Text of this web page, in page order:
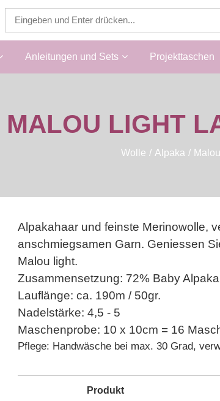
Anleitungen und Sets Projekttaschen
MALOU LIGHT
Wolle Alpaka
Alpakahaar und feinste Merinowolle,
anschmiegsamen Garn. Geniessen
Malou light.
Zusammensetzung: 72% Baby
Lauflänge: ca. 190m / 50gr.
Nadelstärke: 4,5 - 5
Maschenprobe: 10 x 10cm = 16
Pflege: Handwäsche bei max. 30 Grad,
Produkt